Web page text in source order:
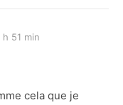
51 min
cela que je